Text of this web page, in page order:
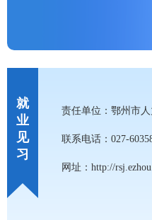
就
业
见
习
责任单位：鄂州市
联系电话：027-
网址：http://